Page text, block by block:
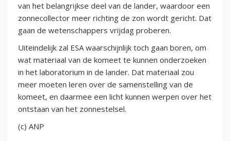
van het belangrijkse deel van de lander, waardoor een
zonnecollector meer richting de zon wordt gericht. Dat
gaan de wetenschappers vrijdag proberen.
Uiteindelijk zal ESA waarschijnlijk toch gaan boren, om
wat materiaal van de komeet te kunnen onderzoeken
in het laboratorium in de lander. Dat materiaal zou
meer moeten leren over de samenstelling van de
komeet, en daarmee een licht kunnen werpen over het
ontstaan van het zonnestelsel.
(c) ANP